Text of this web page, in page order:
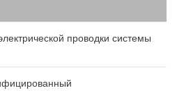
проводки системы